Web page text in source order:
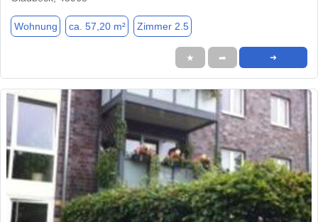
Wohnung ca. 57,20 m² Zimmer 2.5
★ ➦ ➜